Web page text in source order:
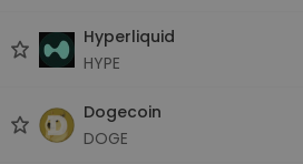
Hyperliquid
HYPE
Dogecoin
DOGE